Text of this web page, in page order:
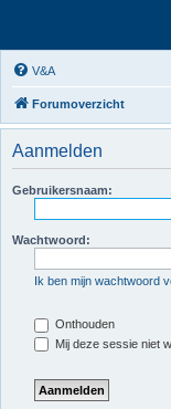
V&A
Forumoverzicht
Aanmelden
Gebruikersnaam:
Wachtwoord:
Ik ben mijn wachtwoord
Onthouden
Mij deze sessie niet